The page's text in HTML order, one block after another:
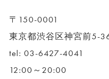
〒150-0001
東京都渋谷区神宮前5-
tel: 03-6427-4041
12:00～20:00